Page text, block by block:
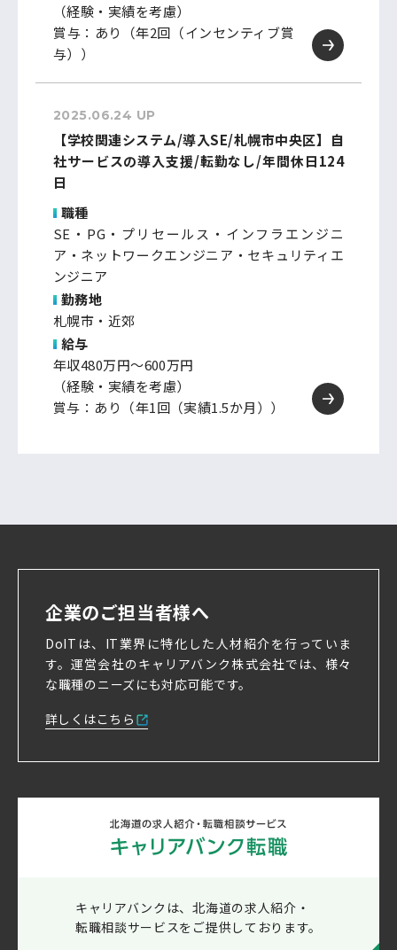
（経験・実績を考慮）
賞与：あり（年2回（インセンティブ賞
与））
2025.06.24 UP
【学校関連システム/導入SE/札幌市中央区】自
社サービスの導入支援/転勤なし/年間休日124
日
職種
SE・PG・プリセールス・インフラエンジニ
ア・ネットワークエンジニア・セキュリティエ
ンジニア
勤務地
札幌市・近郊
給与
年収480万円～600万円
（経験・実績を考慮）
賞与：あり（年1回（実績1.5か月））
企業のご担当者様へ
DoITは、IT業界に特化した人材紹介を行っていま
す。運営会社のキャリアバンク株式会社では、様々
な職種のニーズにも対応可能です。
詳しくはこちら
キャリアバンクは、北海道の求人紹介・
転職相談サービスをご提供しております。